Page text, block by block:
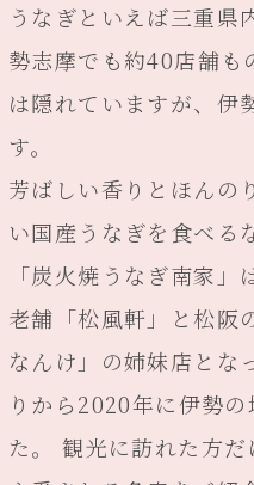
うなぎといえば三重県
勢志摩でも約40店舗も
は隠れていますが、伊
す。
芳ばしい香りとほんの
い国産うなぎを食べる
「炭火焼うなぎ南家
老舗「松風軒」と松阪
なんけ」の姉妹店とな
りから2020年に伊勢
た。 観光に訪れた方